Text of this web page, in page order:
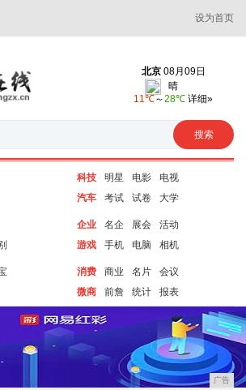
设为首页
科技 明星 电影
电视
汽车
考试 试卷 大学
企业 名企 展会
活动
游戏
手机 电脑 相机
消费 商业 名片
会议
微商
前詹 统计 报表
广告